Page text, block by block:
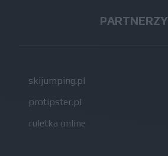
PARTNERZY
skijumping.pl
protipster.pl
ruletka online